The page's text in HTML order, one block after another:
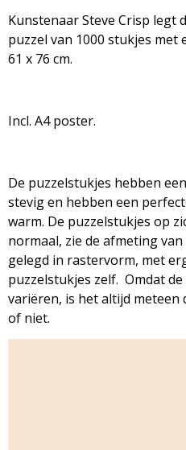
KunstenaarSteve Crisp legt
puzzel van 1000 stukjes
61 x 76 cm.
Incl. A4 poster.
De puzzelstukjes hebben
stevig en hebben een
warm. De puzzelstukjes op
normaal, zie de afmeting
gelegd in rastervorm, met
puzzelstukjes zelf. Omdat
variëren, is het altijd
of niet.